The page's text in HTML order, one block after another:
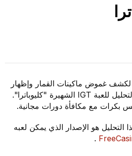
غموض ماكينات القمار وإظهار
آلية عملها، أقدم لكم هذا التحليل للعبة IGT الشهيرة "كليوباترا".
بكرات مع مكافأة دورات مجانية.
التحليل هو الإصدار الذي يمكن لعبه
.